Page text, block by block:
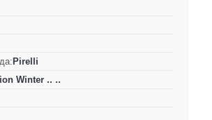
Pirelli
Winter .. ..